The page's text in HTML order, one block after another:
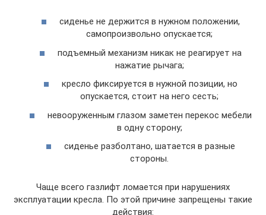
сиденье не держится в нужном положении,
самопроизвольно опускается;
подъемный механизм никак не реагирует на
нажатие рычага;
кресло фиксируется в нужной позиции, но
опускается, стоит на него сесть;
невооруженным глазом заметен перекос мебели
в одну сторону;
сиденье разболтано, шатается в разные
стороны.
Чаще всего газлифт ломается при нарушениях
эксплуатации кресла. По этой причине запрещены такие
действия: